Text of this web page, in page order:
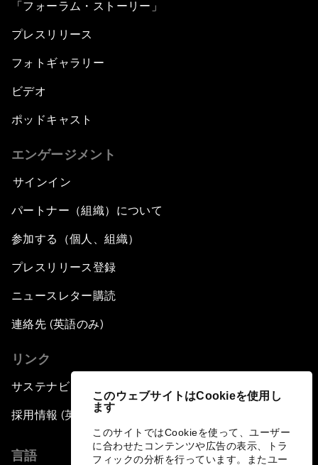
このウェブサイトはCookieを使用し
ます
このサイトではCookieを使って、ユーザー
に合わせたコンテンツや広告の表示、トラ
フィックの分析を行っています。またユー
「フォーラム・ストーリー」
プレスリリース
フォトギャラリー
ビデオ
ポッドキャスト
エンゲージメント
サインイン
パートナー（組織）について
参加する（個人、組織）
プレスリリース登録
ニュースレター購読
連絡先 (英語のみ)
リンク
サステナビリティへの取り組み
採用情報 (英語のみ)
言語